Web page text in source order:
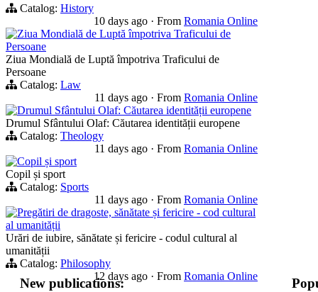
Catalog: History
10 days ago · From Romania Online
Ziua Mondială de Luptă împotriva Traficului de
Persoane
Ziua Mondială de Luptă împotriva Traficului de
Persoane
Catalog: Law
11 days ago · From Romania Online
Drumul Sfântului Olaf: Căutarea identității europene
Drumul Sfântului Olaf: Căutarea identității europene
Catalog: Theology
11 days ago · From Romania Online
Copil și sport
Copil și sport
Catalog: Sports
11 days ago · From Romania Online
Pregătiri de dragoste, sănătate și fericire - cod cultural
al umanității
Urări de iubire, sănătate și fericire - codul cultural al
umanității
Catalog: Philosophy
12 days ago · From Romania Online
New publications: